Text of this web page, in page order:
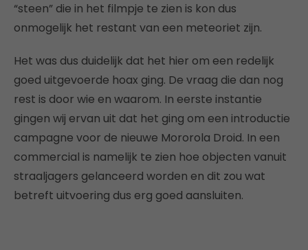
“steen” die in het filmpje te zien is kon dus
onmogelijk het restant van een meteoriet zijn.
Het was dus duidelijk dat het hier om een redelijk
goed uitgevoerde hoax ging. De vraag die dan nog
rest is door wie en waarom. In eerste instantie
gingen wij ervan uit dat het ging om een introductie
campagne voor de nieuwe Mororola Droid. In een
commercial is namelijk te zien hoe objecten vanuit
straaljagers gelanceerd worden en dit zou wat
betreft uitvoering dus erg goed aansluiten.